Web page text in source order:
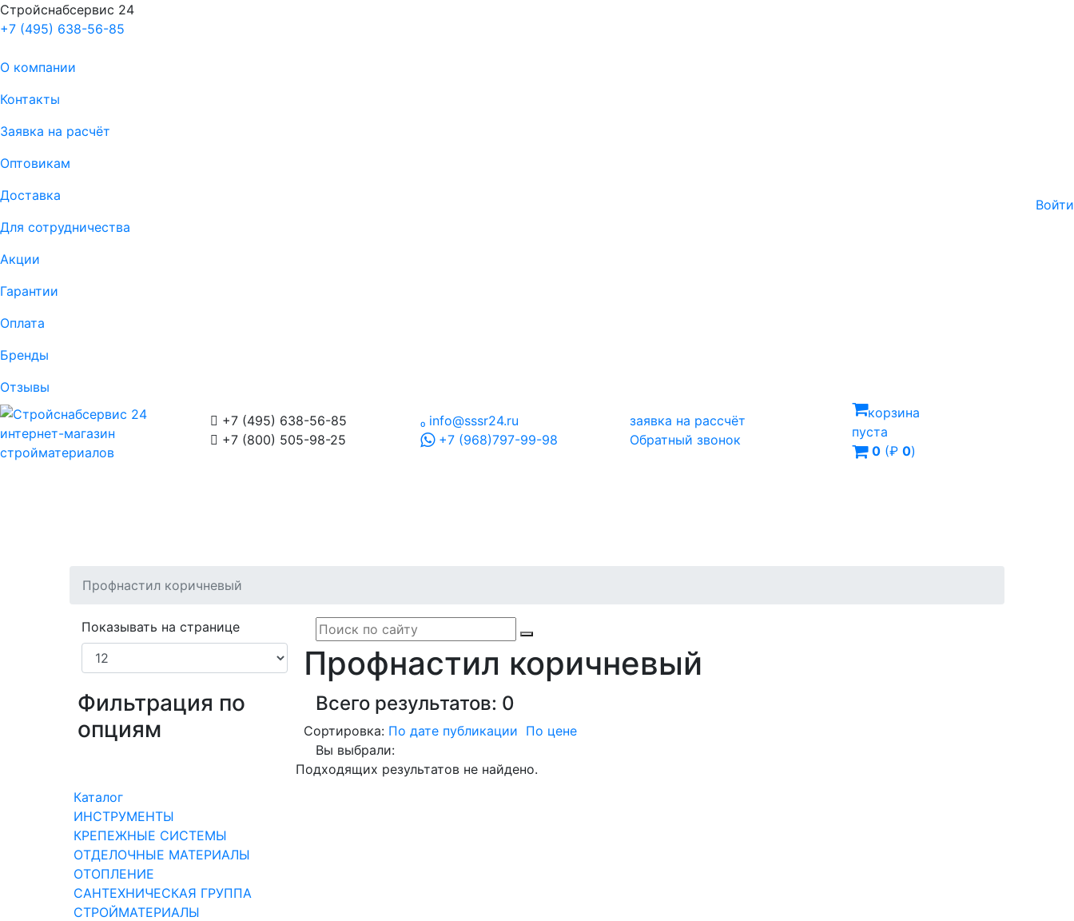
Стройснабсервис 24
+7 (495) 638-56-85
О компании
Контакты
Заявка на расчёт
Оптовикам
Доставка
Для сотрудничества
Акции
Гарантии
Оплата
Бренды
Отзывы
Войти
интернет-магазин
стройматериалов
корзина
пуста
0 (₽0)
 +7 (495) 638-56-85
 +7 (800) 505-98-25
info@sssr24.ru
+7 (968)797-99-98
заявка на рассчёт
Обратный звонок
Профнастил коричневый
Профнастил коричневый
Всего результатов: 0
Сортировка: По дате публикации По цене
Вы выбрали:
Подходящих результатов не найдено.
Показывать на странице
Фильтрация по
опциям
Каталог
ИНСТРУМЕНТЫ
КРЕПЕЖНЫЕ СИСТЕМЫ
ОТДЕЛОЧНЫЕ МАТЕРИАЛЫ
ОТОПЛЕНИЕ
САНТЕХНИЧЕСКАЯ ГРУППА
СТРОЙМАТЕРИАЛЫ